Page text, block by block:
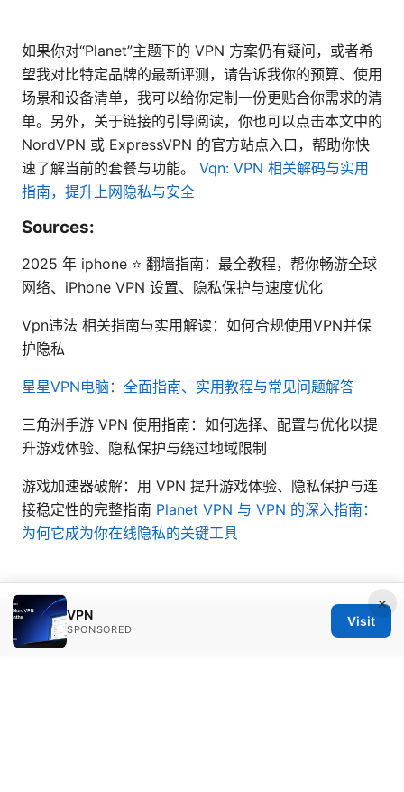
如果你对“Planet”主题下的 VPN 方案仍有疑问，或者希
望我对比特定品牌的最新评测，请告诉我你的预算、使用
场景和设备清单，我可以给你定制一份更贴合你需求的清
单。另外，关于链接的引导阅读，你也可以点击本文中的
NordVPN 或 ExpressVPN 的官方站点入口，帮助你快
速了解当前的套餐与功能。 Vqn: VPN 相关解码与实用
指南，提升上网隐私与安全
Sources:
2025 年 iphone ⭐ 翻墙指南：最全教程，帮你畅游全球
网络、iPhone VPN 设置、隐私保护与速度优化
Vpn违法 相关指南与实用解读：如何合规使用VPN并保
护隐私
星星VPN电脑：全面指南、实用教程与常见问题解答
三角洲手游 VPN 使用指南：如何选择、配置与优化以提
升游戏体验、隐私保护与绕过地域限制
游戏加速器破解：用 VPN 提升游戏体验、隐私保护与连
接稳定性的完整指南 Planet VPN 与 VPN 的深入指南：
为何它成为你在线隐私的关键工具
×
VPN
SPONSORED
Visit
© 2026 Daybreakinc